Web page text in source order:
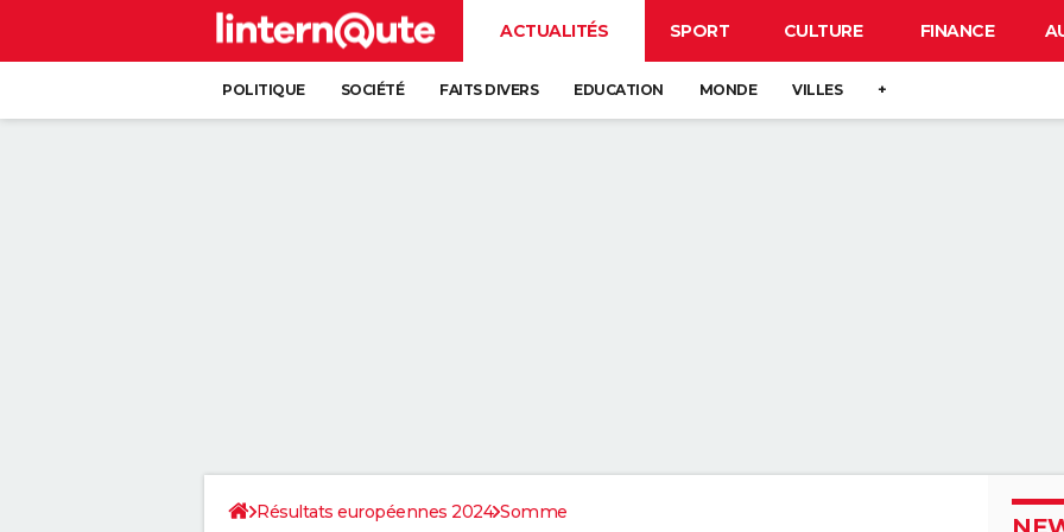
ACTUALITÉS SPORT CULTURE FINANCE
POLITIQUE SOCIÉTÉ FAITS DIVERS EDUCATION MONDE VILLES +
Résultats européennes 2024 Somme